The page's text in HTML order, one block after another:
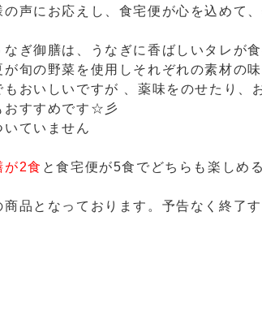
の声にお応えし、食宅便が心を込めて
なぎ御膳は、うなぎに香ばしいタレが食
が旬の野菜を使用しそれぞれの素材の
もおいしいですが 、薬味をのせたり、
おすすめです☆彡
ていません
が2食 と食宅便が5食でどちらも楽しめ
商品となっております。予告なく終了